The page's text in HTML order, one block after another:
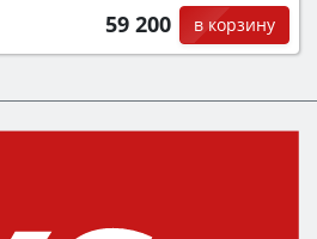
59 200 в корзину